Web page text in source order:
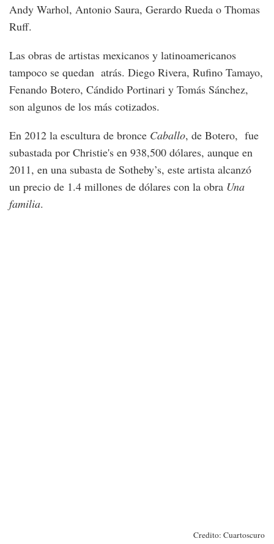
Andy Warhol, Antonio Saura, Gerardo Rueda o Thomas
Ruff.
Las obras de artistas mexicanos y latinoamericanos
tampoco se quedan atrás. Diego Rivera, Rufino Tamayo,
Fenando Botero, Cándido Portinari y Tomás Sánchez,
son algunos de los más cotizados.
En 2012 la escultura de bronce Caballo, de Botero, fue
subastada por Christie's en 938,500 dólares, aunque en
2011, en una subasta de Sotheby’s, este artista alcanzó
un precio de 1.4 millones de dólares con la obra Una
familia.
Credito: Cuartoscuro